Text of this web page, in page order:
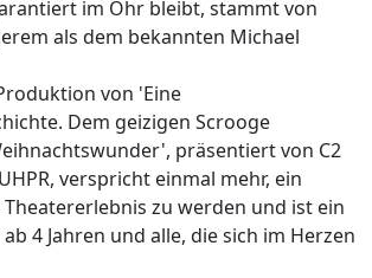
im Ohr bleibt, stammt von
als dem bekannten Michael
von 'Eine
Dem geizigen Scrooge
präsentiert von C2
verspricht einmal mehr, ein
zu werden und ist ein
4 Jahren und alle, die sich im Herzen